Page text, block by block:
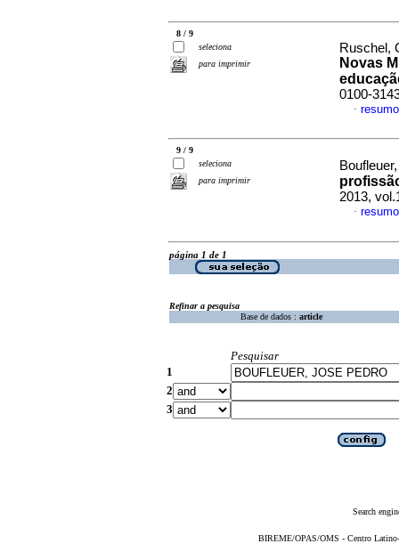
8 / 9
seleciona
para imprimir
Ruschel,
Novas
0100-
·
9 / 9
seleciona
para imprimir
2013,
·
página 1 de 1
Refinar a pesquisa
Base de dados : article
Pesquisar
1
2
3
Search
BIREME/OPAS/OMS - Centro Latino-